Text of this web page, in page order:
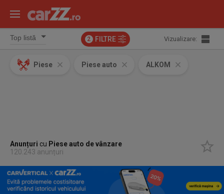
2 FILTRE Vizualizare:
Piese Piese auto ALKOM
Anunțuri cu Piese auto de vânzare
120.243 anunțuri